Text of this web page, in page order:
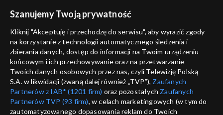
ANULUJ
informacje o dostawcy usług
Szanujemy Twoją prywatność
Kliknij "Akceptuję i przechodzę do serwisu", aby wyrazić zgody
na korzystanie z technologii automatycznego śledzenia i
zbierania danych, dostęp do informacji na Twoim urządzeniu
końcowym i ich przechowywanie oraz na przetwarzanie
Twoich danych osobowych przez nas, czyli Telewizję Polską
S.A. w likwidacji (zwaną dalej również „TVP”), Zaufanych
Partnerów z IAB* (1201 firm) oraz pozostałych Zaufanych
Partnerów TVP (93 firm), w celach marketingowych (w tym do
zautomatyzowanego dopasowania reklam do Twoich